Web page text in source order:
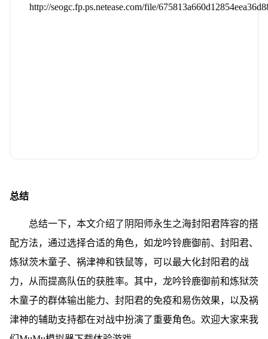
总结
总结一下，本文介绍了阴阳师永生之海封阳君阵容的搭
配方法，通过选择合适的角色，如龙吟铃鹿御前、封阳君、
炼狱茨木童子、祸津神和铁鼠等，可以最大化封阳君的战
力，从而提高队伍的获胜率。其中，龙吟铃鹿御前和炼狱茨
木童子的群体输出能力、封阳君的免疫和易伤效果，以及祸
津神的辅助支持都在对战中扮演了重要角色。欢迎大家来我